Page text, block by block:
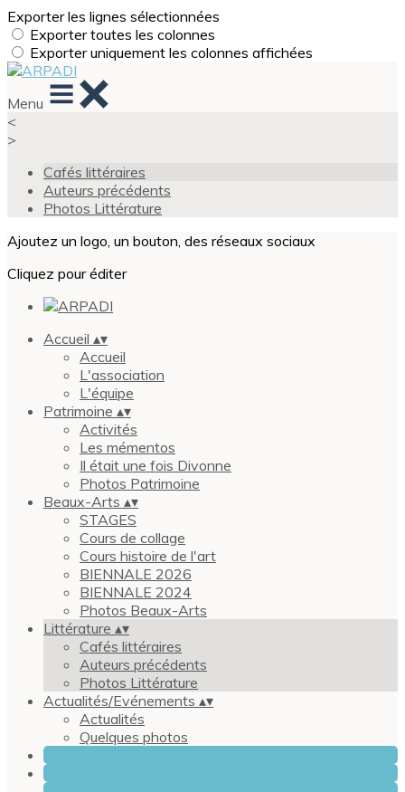
Exporter les lignes sélectionnées
Exporter toutes les colonnes
Exporter uniquement les colonnes affichées
Menu
<
>
Cafés littéraires
Auteurs précédents
Photos Littérature
Ajoutez un logo, un bouton, des réseaux sociaux
Cliquez pour éditer
Accueil ▴▾
Accueil
L'association
L'équipe
Patrimoine ▴▾
Activités
Les mémentos
Il était une fois Divonne
Photos Patrimoine
Beaux-Arts ▴▾
STAGES
Cours de collage
Cours histoire de l'art
BIENNALE 2026
BIENNALE 2024
Photos Beaux-Arts
Littérature ▴▾
Cafés littéraires
Auteurs précédents
Photos Littérature
Actualités/Evénements ▴▾
Actualités
Quelques photos